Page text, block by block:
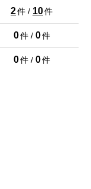
2件 / 10件
0件 / 0件
0件 / 0件